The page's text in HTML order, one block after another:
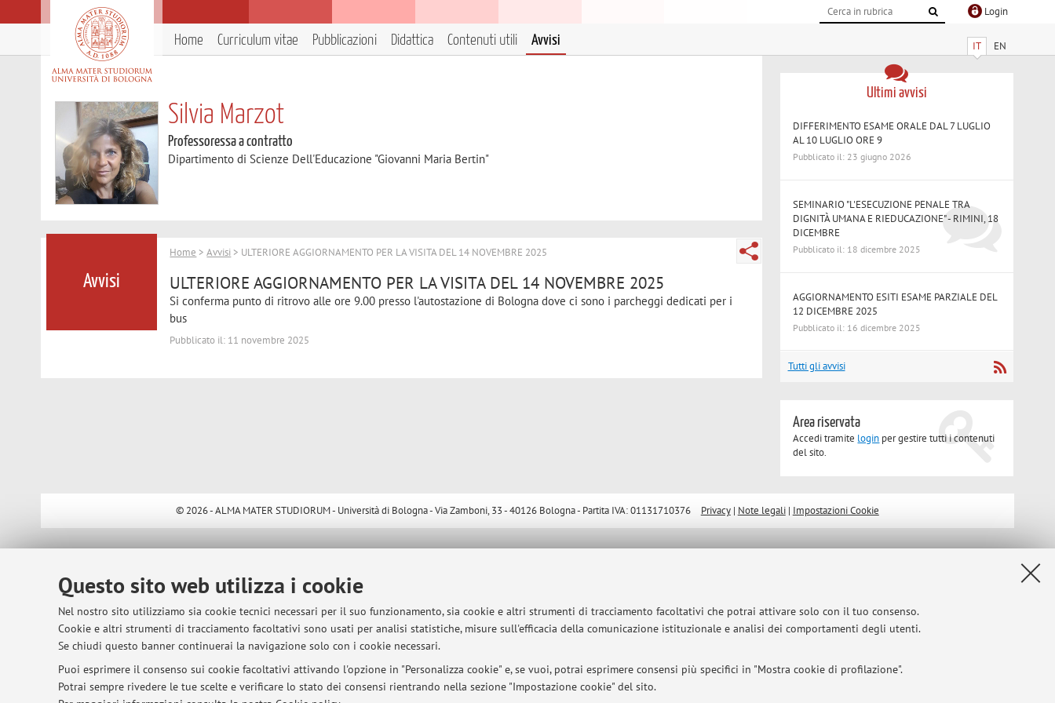
Questo sito web utilizza i cookie
Nel nostro sito utilizziamo sia cookie tecnici necessari per il suo funzionamento, sia cookie e altri strumenti di tracciamento facoltativi che potrai attivare solo con il tuo consenso.
Cookie e altri strumenti di tracciamento facoltativi sono usati per analisi statistiche, misure sull'efficacia della comunicazione istituzionale e analisi dei comportamenti degli utenti.
Se chiudi questo banner continuerai la navigazione solo con i cookie necessari.
Puoi esprimere il consenso sui cookie facoltativi attivando l'opzione in "Personalizza cookie" e, se vuoi, potrai esprimere consensi più specifici in "Mostra cookie di profilazione".
Potrai sempre rivedere le tue scelte e verificare lo stato dei consensi rientrando nella sezione "Impostazione cookie" del sito.
Login
IT EN
Home Curriculum vitae Pubblicazioni Didattica Contenuti utili Avvisi
Silvia Marzot
Professoressa a contratto
Dipartimento di Scienze Dell'Educazione "Giovanni Maria Bertin"
Avvisi
Home >Avvisi > ULTERIORE AGGIORNAMENTO PER LA VISITA DEL 14 NOVEMBRE 2025
ULTERIORE AGGIORNAMENTO PER LA VISITA DEL 14 NOVEMBRE 2025
Si conferma punto di ritrovo alle ore 9.00 presso l'autostazione di Bologna dove ci sono i parcheggi dedicati per i
bus
Pubblicato il: 11 novembre 2025
Ultimi avvisi
DIFFERIMENTO ESAME ORALE DAL 7 LUGLIO
AL 10 LUGLIO ORE 9
Pubblicato il: 23 giugno 2026
SEMINARIO "L'ESECUZIONE PENALE TRA
DIGNITÀ UMANA E RIEDUCAZIONE" - RIMINI, 18
DICEMBRE
Pubblicato il: 18 dicembre 2025
AGGIORNAMENTO ESITI ESAME PARZIALE DEL
12 DICEMBRE 2025
Pubblicato il: 16 dicembre 2025
Tutti gli avvisi
Area riservata
Accedi tramite login per gestire tutti i contenuti
del sito.
© 2026 - ALMA MATER STUDIORUM - Università di Bologna - Via Zamboni, 33 - 40126 Bologna - Partita IVA: 01131710376 Privacy| Note legali| Impostazioni Cookie